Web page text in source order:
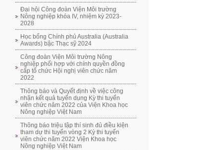
Đại hội Công đoàn Viện Môi trường
Nông nghiệp khóa IV, nhiệm kỳ 2023-
2028
Học bổng Chính phủ Australia (Australia
Awards) bậc Thạc sỹ 2024
Công đoàn Viện Môi trường Nông
nghiệp phối hợp với chính quyền đồng
cấp tổ chức Hội nghị viên chức năm
2022
Thông báo và Quyết định về việc công
nhận kết quả tuyển dụng Kỳ thi tuyển
viên chức năm 2022 của Viện Khoa học
Nông nghiệp Việt Nam
Thông báo triệu tập thí sinh đủ điều kiện
tham dự thi tuyển vòng 2 Kỳ thi tuyển
viên chức năm 2022 Viện Khoa học
Nông nghiệp Việt Nam